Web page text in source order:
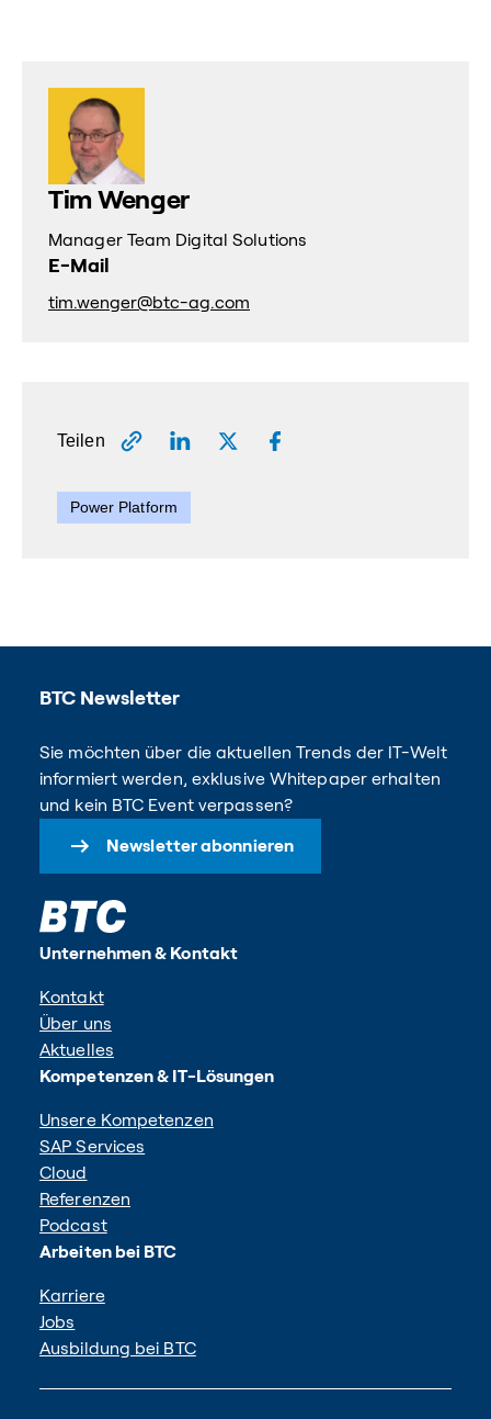
Tim Wenger
Manager Team Digital Solutions
E-Mail
tim.wenger@btc-ag.com
Teilen
Power Platform
BTC Newsletter
Sie möchten über die aktuellen Trends der IT-Welt
informiert werden, exklusive Whitepaper erhalten
und kein BTC Event verpassen?
Newsletter abonnieren
Unternehmen & Kontakt
Kontakt
Über uns
Aktuelles
Kompetenzen & IT-Lösungen
Unsere Kompetenzen
SAP Services
Cloud
Referenzen
Podcast
Arbeiten bei BTC
Karriere
Jobs
Ausbildung bei BTC